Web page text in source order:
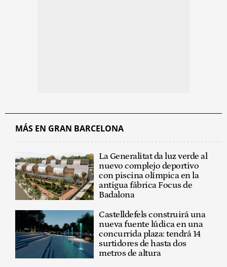
MÁS EN GRAN BARCELONA
La Generalitat da luz verde al
nuevo complejo deportivo
con piscina olímpica en la
antigua fábrica Focus de
Badalona
Castelldefels construirá una
nueva fuente lúdica en una
concurrida plaza: tendrá 14
surtidores de hasta dos
metros de altura